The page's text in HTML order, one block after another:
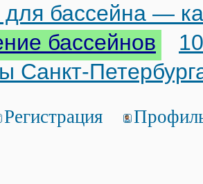
бассейна —
бассейнов
Санкт-
Регистрация